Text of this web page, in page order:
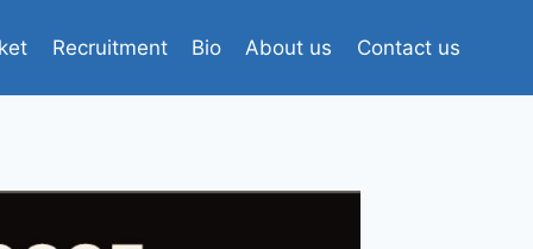
Recruitment Bio About us Contact us